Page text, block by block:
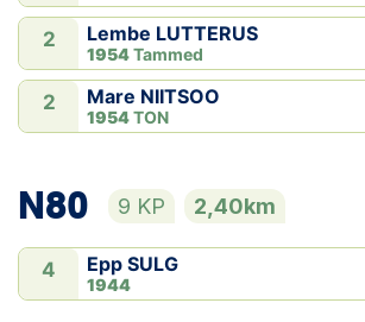
2 Lembe LUTTERUS
1954Tammed
2 Mare NIITSOO
1954TON
N80 9 KP 2,40km
4 Epp SULG
1944